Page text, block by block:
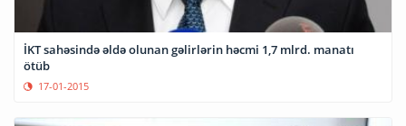
İKT sahəsində əldə olunan gəlirlərin həcmi 1,7 mlrd. manatı
ötüb
17-01-2015